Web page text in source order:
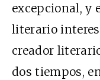
excepcional, y
literario
creador
dos tiempos,